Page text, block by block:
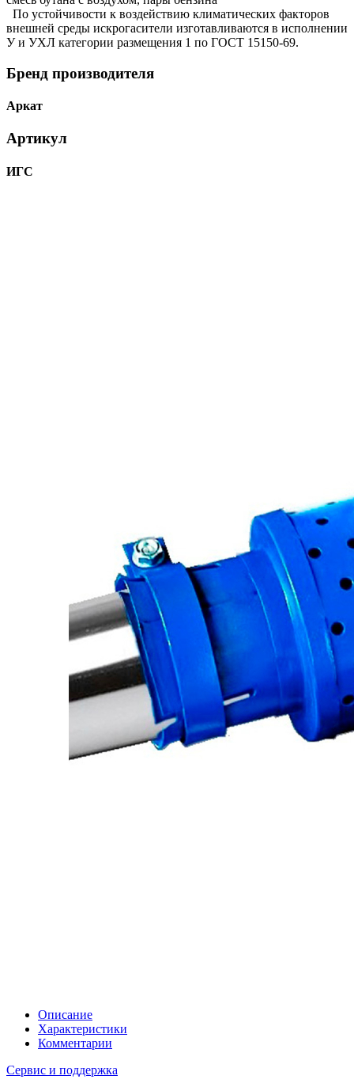
По устойчивости к воздействию климатических факторов
внешней среды искрогасители изготавливаются в исполнении
У и УХЛ категории размещения 1 по ГОСТ 15150-69.
Бренд производителя
Аркат
Артикул
ИГС
Описание
Характеристики
Комментарии
Сервис и поддержка